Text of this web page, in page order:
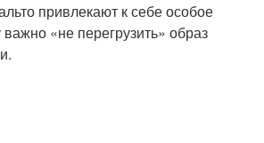
привлекают к себе особое
«не перегрузить» образ